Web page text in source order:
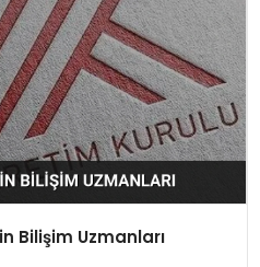
Bilişim Uzmanları